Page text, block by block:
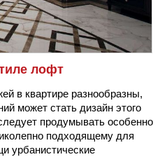
лофт
в квартире разнообразны,
может стать дизайн этого
продумывать особенно
подходящему для
урбанистические